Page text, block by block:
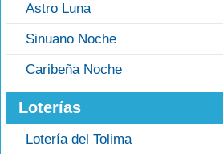
Astro Luna
Sinuano Noche
Caribeña Noche
Loterías
Lotería del Tolima